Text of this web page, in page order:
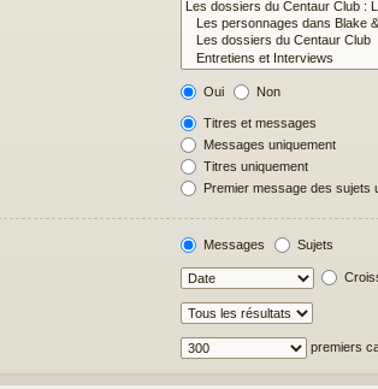
Oui Non
Titres et messages
Messages uniquement
Titres uniquement
Premier message des sujets
Messages Sujets
premiers